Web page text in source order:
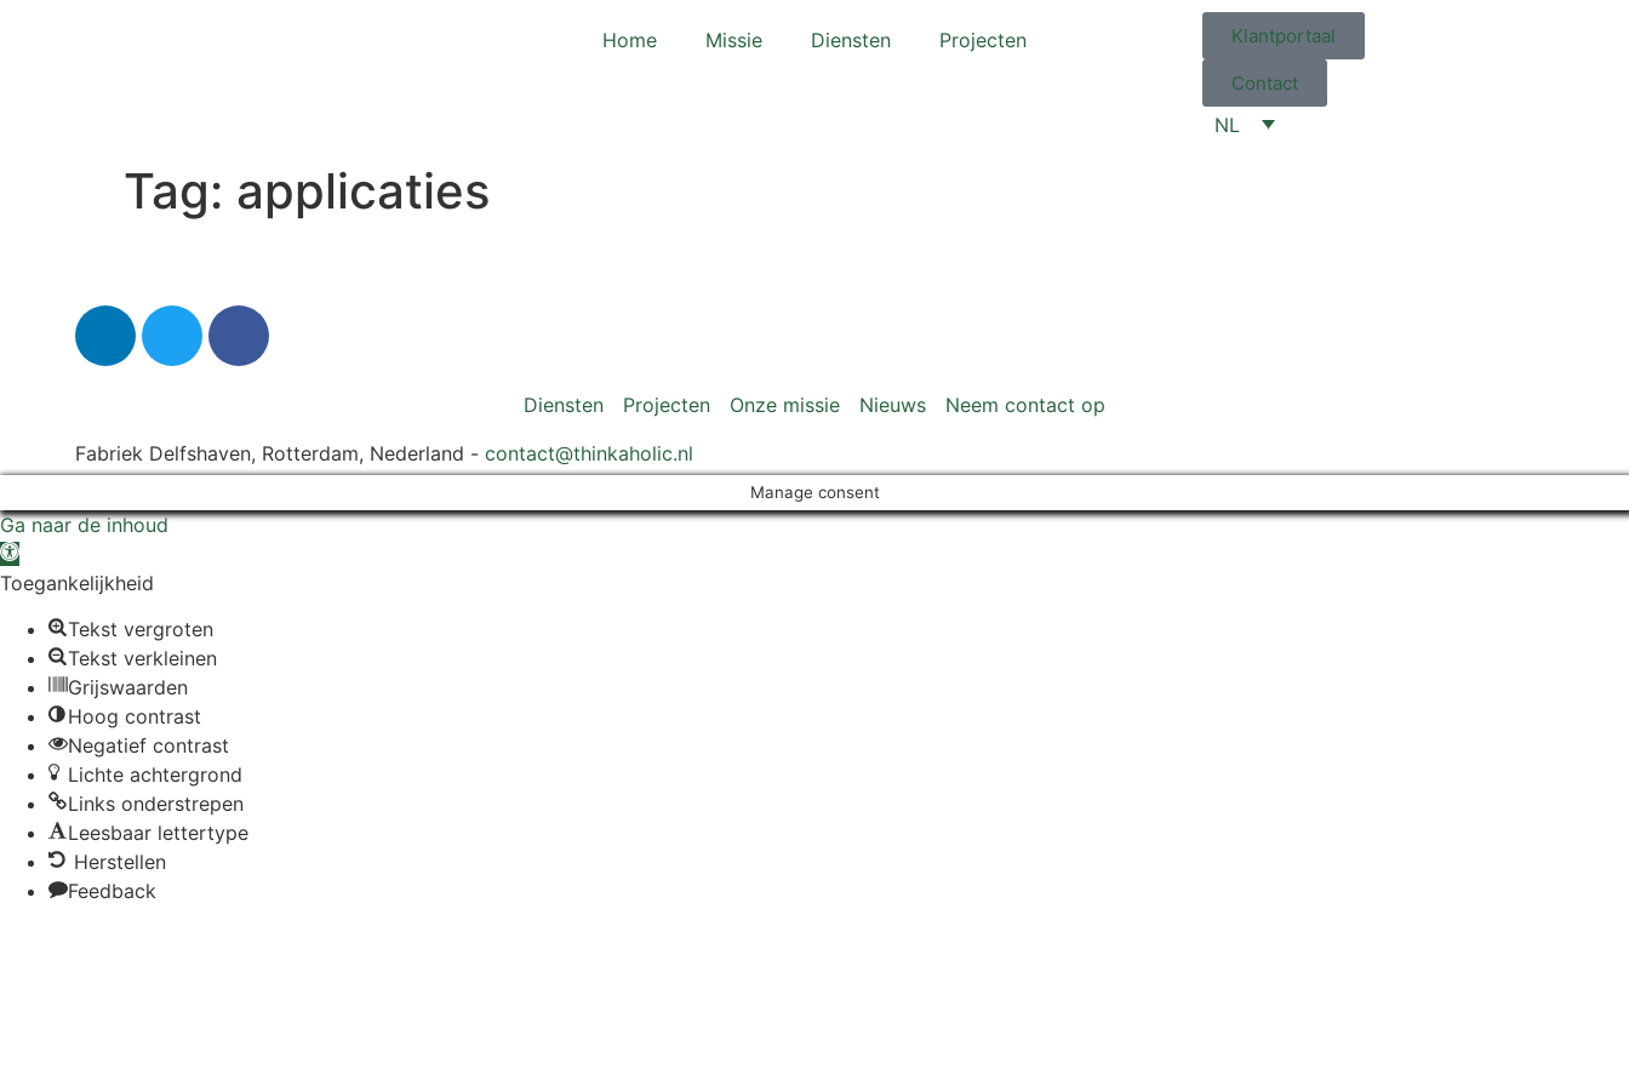
Home Missie Diensten Projecten Klantportaal
Contact
NL
Tag: applicaties
Diensten Projecten Onze missie Nieuws
Neem contact op
Fabriek Delfshaven, Rotterdam, Nederland - contact@thinkaholic.nl
Manage consent
Ga naar de inhoud
Toolbar openen
Toegankelijkheid
Tekst vergroten
Tekst verkleinen
Grijswaarden
Hoog contrast
Negatief contrast
Lichte achtergrond
Links onderstrepen
Leesbaar lettertype
Herstellen
Feedback